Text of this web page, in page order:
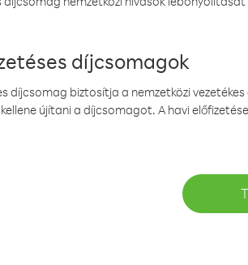
díjcsomagok
díjcsomag biztosítja a nemzetközi
újítani a díjcsomagot. A havi